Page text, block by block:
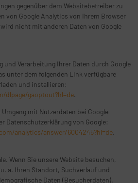
gegenüber dem Websitebetreiber zu
von Google Analytics von Ihrem Browser
nicht mit anderen Daten von Google
und Verarbeitung Ihrer Daten durch Google
unter dem folgenden Link verfügbare
und installieren:
dlpage/gaoptout?hl=de.
mit Nutzerdaten bei Google
Datenschutzerklärung von Google:
analytics/answer/6004245?hl=de.
Wenn Sie unsere Website besuchen,
a. Ihren Standort, Suchverlauf und
Daten (Besucherdaten).